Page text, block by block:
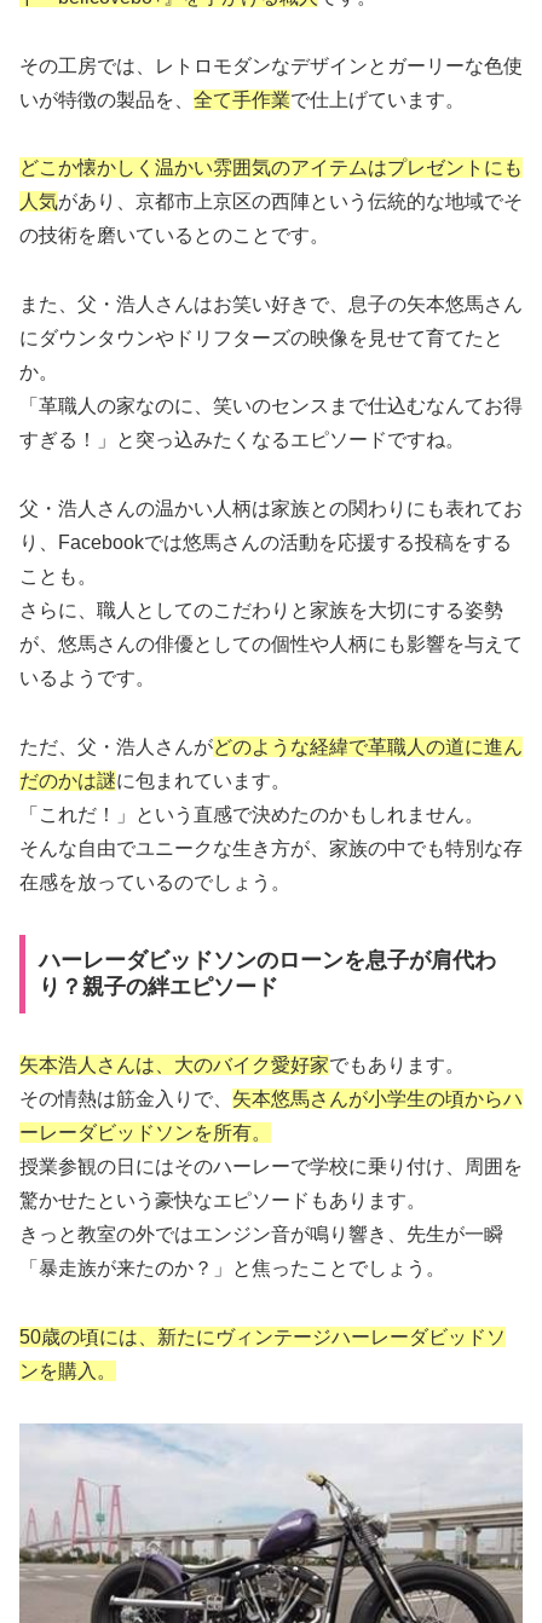
その工房では、レトロモダンなデザインとガーリーな色使
いが特徴の製品を、 全て手作業で仕上げています。
どこか懐かしく温かい雰囲気のアイテムはプレゼントにも
人気があり、京都市上京区の西陣という伝統的な地域でそ
の技術を磨いているとのことです。
また、父・浩人さんはお笑い好きで、息子の矢本悠馬さん
にダウンタウンやドリフターズの映像を見せて育てたと
か。
「革職人の家なのに、笑いのセンスまで仕込むなんてお得
すぎる！」と突っ込みたくなるエピソードですね。
父・浩人さんの温かい人柄は家族との関わりにも表れてお
り、Facebookでは悠馬さんの活動を応援する投稿をする
ことも。
さらに、職人としてのこだわりと家族を大切にする姿勢
が、悠馬さんの俳優としての個性や人柄にも影響を与えて
いるようです。
ただ、父・浩人さんがどのような経緯で革職人の道に進ん
だのかは謎に包まれています。
「これだ！」という直感で決めたのかもしれません。
そんな自由でユニークな生き方が、家族の中でも特別な存
在感を放っているのでしょう。
ハーレーダビッドソンのローンを息子が肩代わ
り？親子の絆エピソード
矢本浩人さんは、大のバイク愛好家でもあります。
その情熱は筋金入りで、 矢本悠馬さんが小学生の頃からハ
ーレーダビッドソンを所有。
授業参観の日にはそのハーレーで学校に乗り付け、周囲を
驚かせたという豪快なエピソードもあります。
きっと教室の外ではエンジン音が鳴り響き、先生が一瞬
「暴走族が来たのか？」と焦ったことでしょう。
50歳の頃には、新たにヴィンテージハーレーダビッドソ
ンを購入。